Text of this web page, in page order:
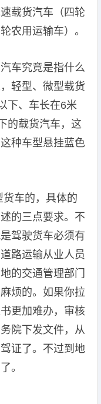
载货汽车（四轮
农用运输车）。
车究竟是指什么
轻型、微型载货
下、车长在6米
的载货汽车，这
种车型悬挂蓝色
车的，具体的
的三点要求。不
驾驶货车必须有
路运输从业人员
的交通管理部门
烦的。如果你拉
更加难办，审核
院下发文件，从
证了。不过到地
。